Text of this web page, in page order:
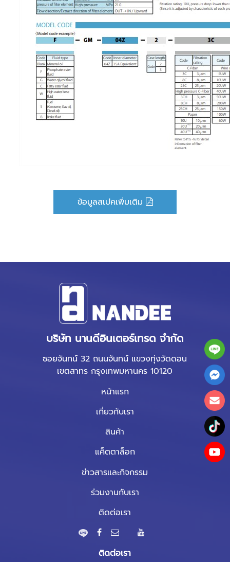
ข้อมูลสเปคเพิ่มเติม
บริษัท นานดีอินเตอร์เทรด จำกัด
ซอยจันทน์ 32 ถนนจันทน์ แขวงทุ่งวัดดอน
เขตสาทร กรุงเทพมหานคร 10120
หน้าแรก
เกี่ยวกับเรา
สินค้า
แค็ตตาล็อก
ข่าวสารและกิจกรรม
ร่วมงานกับเรา
ติดต่อเรา
ติดต่อเรา